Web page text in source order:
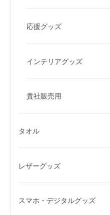
応援グッズ
インテリアグッズ
貴社販売用
タオル
レザーグッズ
スマホ・デジタルグッズ